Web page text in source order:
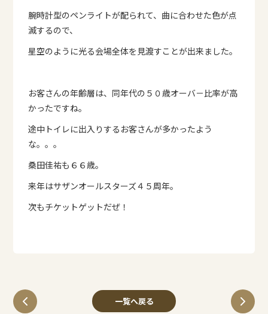
腕時計型のペンライトが配られて、曲に合わせた色が点
滅するので、
星空のように光る会場全体を見渡すことが出来ました。
お客さんの年齢層は、同年代の５０歳オーバ－比率が高
かったですね。
途中トイレに出入りするお客さんが多かったよう
な。。。
桑田佳祐も６６歳。
来年はサザンオールスターズ４５周年。
次もチケットゲットだぜ！
一覧へ戻る